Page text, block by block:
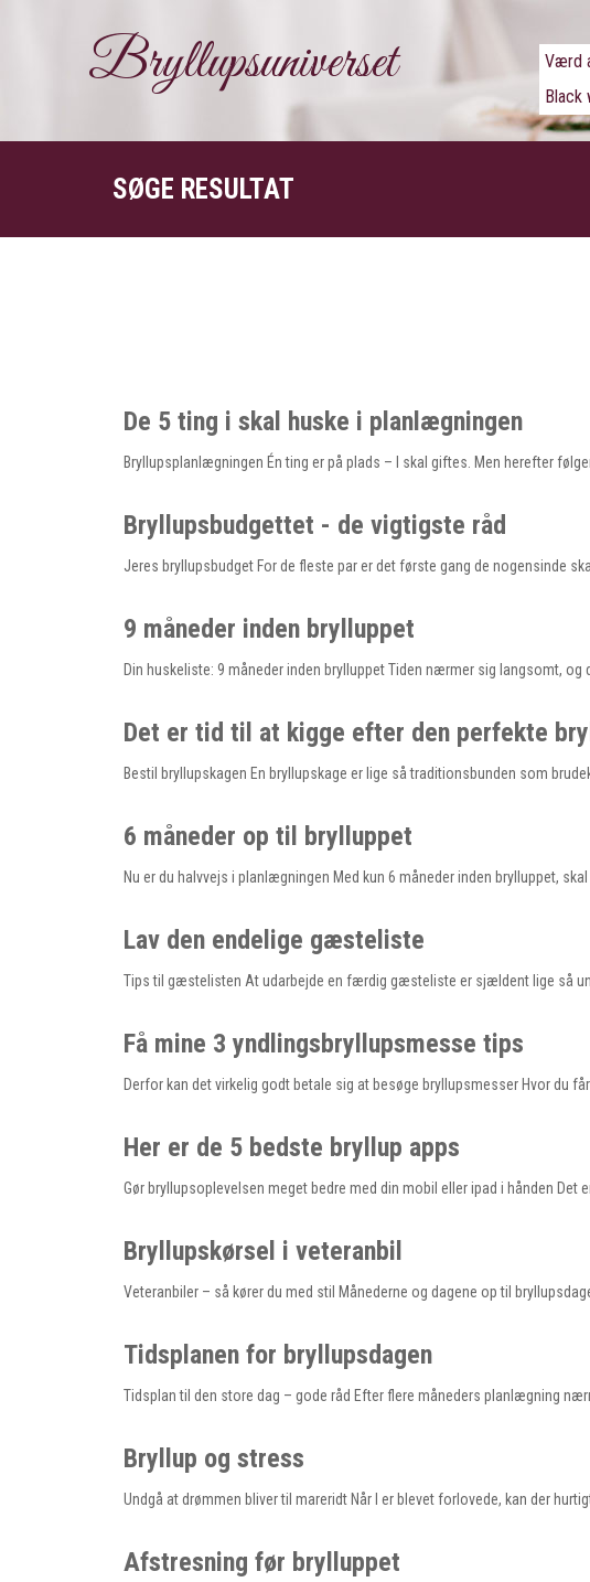
Bryllupsuniverset Værd
Black
SØGE RESULTAT
De 5 ting i skal huske i planlægningen
Bryllupsplanlægningen Én ting er på plads – I skal giftes. Men herefter
Bryllupsbudgettet - de vigtigste råd
Jeres bryllupsbudget For de fleste par er det første gang de nogensinde
9 måneder inden brylluppet
Din huskeliste: 9 måneder inden brylluppet Tiden nærmer sig langsomt,
Det er tid til at kigge efter den perfekte
Bestil bryllupskagen En bryllupskage er lige så traditionsbunden som
6 måneder op til brylluppet
Nu er du halvvejs i planlægningen Med kun 6 måneder inden brylluppet,
Lav den endelige gæsteliste
Tips til gæstelisten At udarbejde en færdig gæsteliste er sjældent lige så
Få mine 3 yndlingsbryllupsmesse tips
Derfor kan det virkelig godt betale sig at besøge bryllupsmesser Hvor du
Her er de 5 bedste bryllup apps
Gør bryllupsoplevelsen meget bedre med din mobil eller ipad i hånden Det
Bryllupskørsel i veteranbil
Veteranbiler – så kører du med stil Månederne og dagene op til
Tidsplanen for bryllupsdagen
Tidsplan til den store dag – gode råd Efter flere måneders planlægning
Bryllup og stress
Undgå at drømmen bliver til mareridt Når I er blevet forlovede, kan der
Afstresning før brylluppet